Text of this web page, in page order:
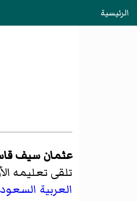
الرئيسية
عثمان سيف
تلقى تعليمه
العربية